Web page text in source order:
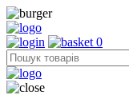
0